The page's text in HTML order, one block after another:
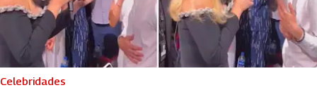
Celebridades